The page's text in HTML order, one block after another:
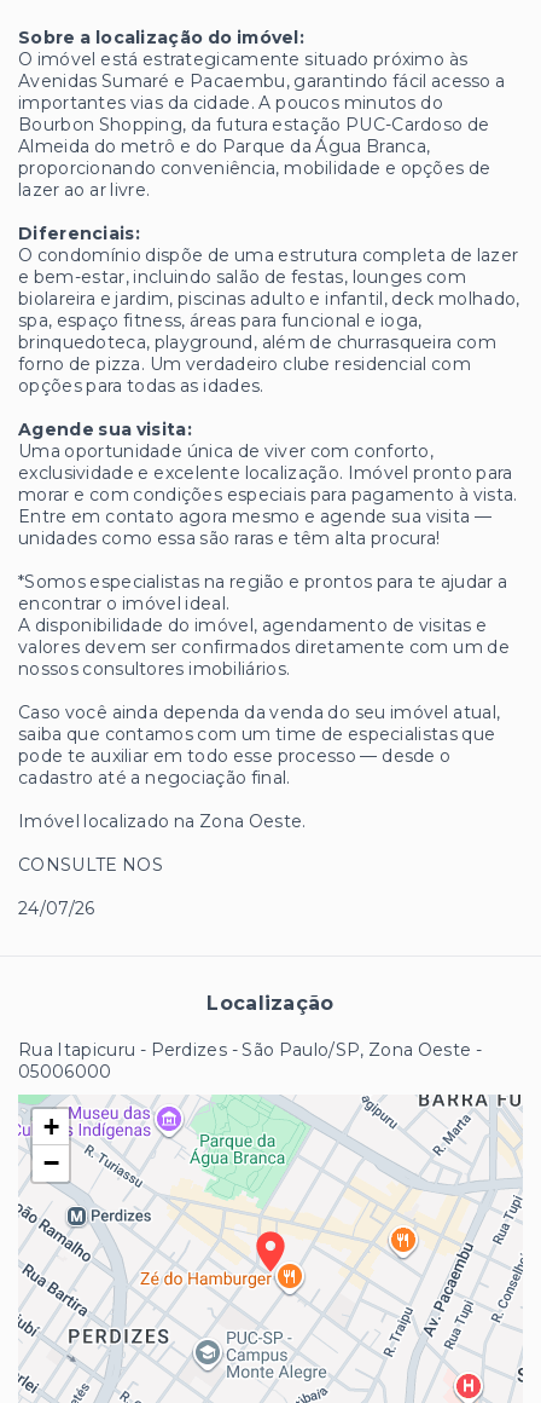
Sobre a localização do imóvel:
O imóvel está estrategicamente situado próximo às
Avenidas Sumaré e Pacaembu, garantindo fácil acesso a
importantes vias da cidade. A poucos minutos do
Bourbon Shopping, da futura estação PUC-Cardoso de
Almeida do metrô e do Parque da Água Branca,
proporcionando conveniência, mobilidade e opções de
lazer ao ar livre.
Diferenciais:
O condomínio dispõe de uma estrutura completa de lazer
e bem-estar, incluindo salão de festas, lounges com
biolareira e jardim, piscinas adulto e infantil, deck molhado,
spa, espaço fitness, áreas para funcional e ioga,
brinquedoteca, playground, além de churrasqueira com
forno de pizza. Um verdadeiro clube residencial com
opções para todas as idades.
Agende sua visita:
Uma oportunidade única de viver com conforto,
exclusividade e excelente localização. Imóvel pronto para
morar e com condições especiais para pagamento à vista.
Entre em contato agora mesmo e agende sua visita —
unidades como essa são raras e têm alta procura!
*Somos especialistas na região e prontos para te ajudar a
encontrar o imóvel ideal.
A disponibilidade do imóvel, agendamento de visitas e
valores devem ser confirmados diretamente com um de
nossos consultores imobiliários.
Caso você ainda dependa da venda do seu imóvel atual,
saiba que contamos com um time de especialistas que
pode te auxiliar em todo esse processo — desde o
cadastro até a negociação final.
Imóvel localizado na Zona Oeste.
CONSULTE NOS
24/07/26
Localização
Rua Itapicuru - Perdizes - São Paulo/SP, Zona Oeste -
05006000
+
−